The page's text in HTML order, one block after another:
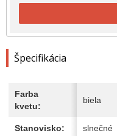
Špecifikácia
Farba
kvetu:
biela
Stanovisko: slnečné